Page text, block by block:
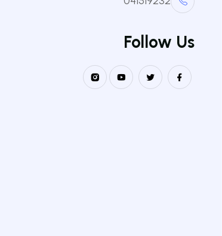
Follow Usللعلاقات الخارجية و التعاون و التنشيط